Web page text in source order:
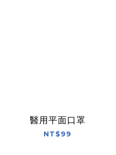
醫用平面口罩
NT$99